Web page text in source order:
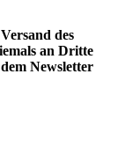
des
an Dritte
Newsletter